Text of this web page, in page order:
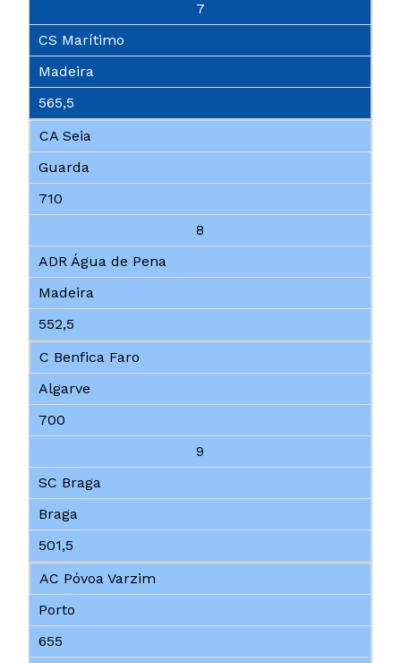
7
CS Marítimo
Madeira
565,5
CA Seia
Guarda
710
8
ADR Água de Pena
Madeira
552,5
C Benfica Faro
Algarve
700
9
SC Braga
Braga
501,5
AC Póvoa Varzim
Porto
655